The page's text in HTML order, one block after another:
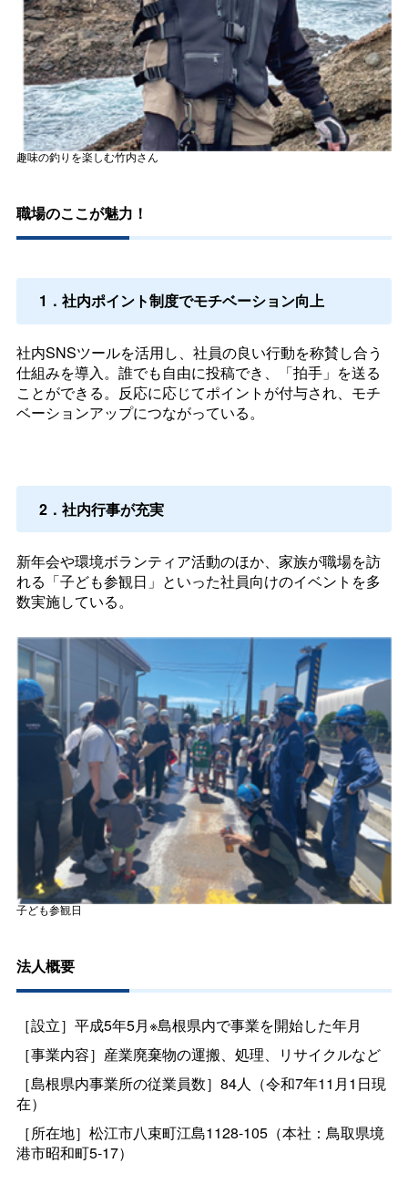
趣味の釣りを楽しむ竹内さん
職場のここが魅力！
1．社内ポイント制度でモチベーション向上
社内SNSツールを活用し、社員の良い行動を称賛し合う
仕組みを導入。誰でも自由に投稿でき、「拍手」を送る
ことができる。反応に応じてポイントが付与され、モチ
ベーションアップにつながっている。
2．社内行事が充実
新年会や環境ボランティア活動のほか、家族が職場を訪
れる「子ども参観日」といった社員向けのイベントを多
数実施している。
子ども参観日
法人概要
［設立］平成5年5月※島根県内で事業を開始した年月
［事業内容］産業廃棄物の運搬、処理、リサイクルなど
［島根県内事業所の従業員数］84人（令和7年11月1日現
在）
［所在地］松江市八束町江島1128-105（本社：鳥取県境
港市昭和町5-17）